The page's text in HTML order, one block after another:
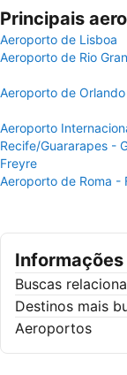
Principais
Aeroporto de Lisboa
Aeroporto de Rio
Aeroporto de Orlando
Aeroporto
Recife/Guararapes -
Freyre
Aeroporto de Roma -
Buscas
Destinos mais
Aeroportos